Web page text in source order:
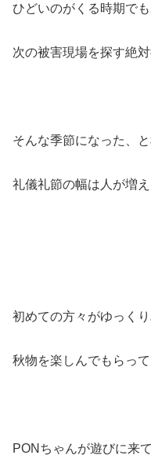
ひどいのがくる時期でも
次の被害現場を探す絶
そんな季節になった、と
礼儀礼節の幅は人が増え
初めての方々がゆっくり
秋物を楽しんでもらって
PONちゃんが遊びに来